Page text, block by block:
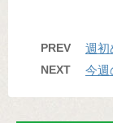
PREV 週初
NEXT 今